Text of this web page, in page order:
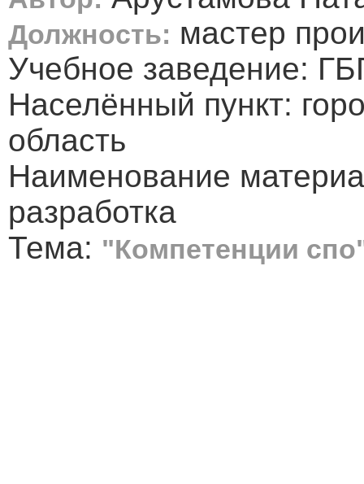
Должность: мастер
Учебное заведение:
Населённый пункт:
область
Наименование
разработка
Тема: "Компетенции